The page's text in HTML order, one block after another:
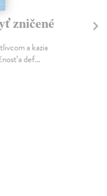
zničené
a kazia
a def...